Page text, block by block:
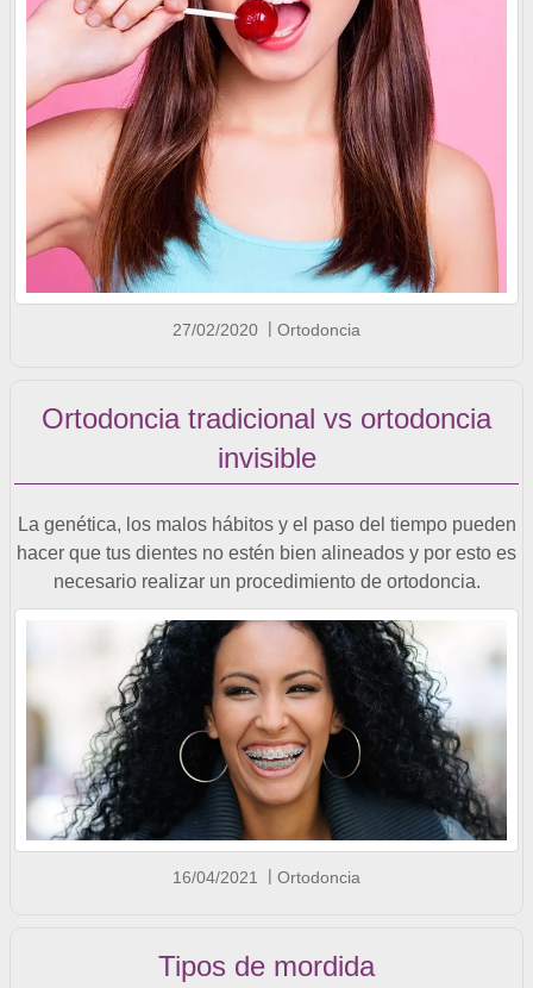
27/02/2020 Ortodoncia
Ortodoncia tradicional vs ortodoncia
invisible
La genética, los malos hábitos y el paso del tiempo pueden
hacer que tus dientes no estén bien alineados y por esto es
necesario realizar un procedimiento de ortodoncia.
16/04/2021 Ortodoncia
Tipos de mordida